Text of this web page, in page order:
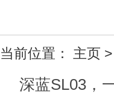
当前位置： 主页 >
深蓝SL03，